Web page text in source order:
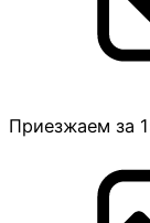
Приезжаем за